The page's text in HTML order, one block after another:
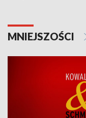
MNIEJSZOŚCI